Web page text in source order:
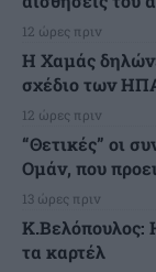
12 ώρες πριν
Η Χαμάς
σχέδιο των
12 ώρες πριν
“Θετικές” οι
Ομάν, που
13 ώρες πριν
Κ.Βελόπουλος:
τα καρτέλ